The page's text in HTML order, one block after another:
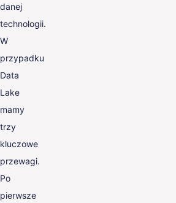
danej
technologii.
W
przypadku
Data
Lake
mamy
trzy
kluczowe
przewagi.
Po
pierwsze